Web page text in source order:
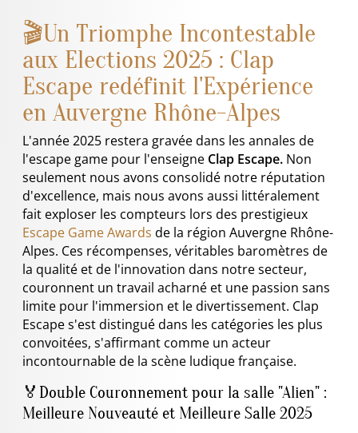
🎬Un Triomphe Incontestable
aux Elections 2025 : Clap
Escape redéfinit l'Expérience
en Auvergne Rhône-Alpes
L'année 2025 restera gravée dans les annales de
l'escape game pour l'enseigne Clap Escape. Non
seulement nous avons consolidé notre réputation
d'excellence, mais nous avons aussi littéralement
fait exploser les compteurs lors des prestigieux
Escape Game Awards de la région Auvergne Rhône-
Alpes. Ces récompenses, véritables baromètres de
la qualité et de l'innovation dans notre secteur,
couronnent un travail acharné et une passion sans
limite pour l'immersion et le divertissement. Clap
Escape s'est distingué dans les catégories les plus
convoitées, s'affirmant comme un acteur
incontournable de la scène ludique française.
🏅Double Couronnement pour la salle "Alien" :
Meilleure Nouveauté et Meilleure Salle 2025